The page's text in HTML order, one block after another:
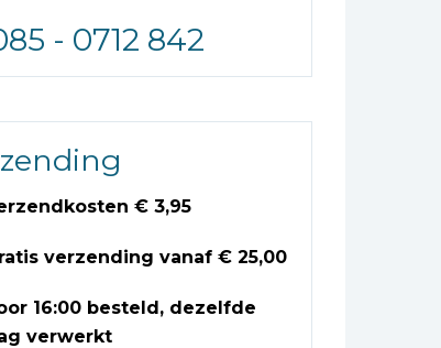
- 0712 842
€ 3,95
verzending vanaf € 25,00
16:00 besteld, dezelfde
verwerkt